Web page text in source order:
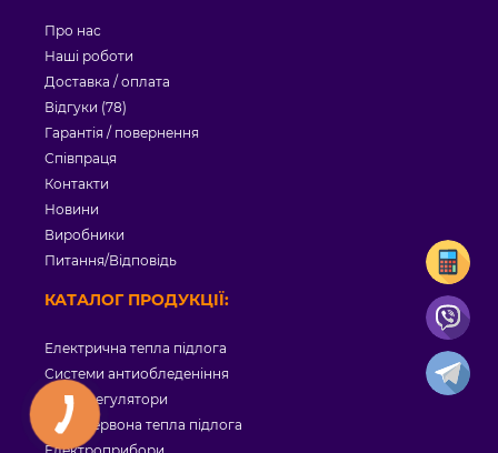
Про нас
Наші роботи
Доставка / оплата
Відгуки (78)
Гарантія / повернення
Співпраця
Контакти
Новини
Виробники
Питання/Відповідь
КАТАЛОГ ПРОДУКЦІЇ:
Електрична тепла підлога
Системи антиобледеніння
Терморегулятори
Інфрачервона тепла підлога